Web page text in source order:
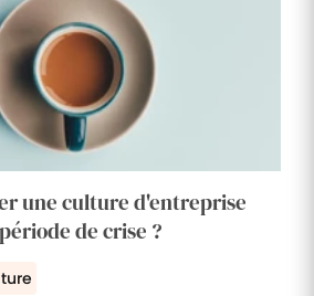
une culture d'entreprise
de crise ?